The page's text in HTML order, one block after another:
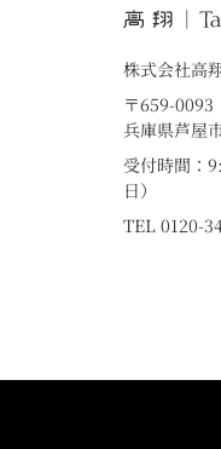
株式会社高
〒659-0093
兵庫県芦屋
受付時間：
日）
TEL 0120-